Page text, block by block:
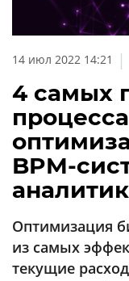
обзоры
кабинет
О
проекте
CNews
Аналитика
Конференции
Техника
14 июл 2022 14:21 |
4 самых
BPM-
Оптимизация
из самых
текущие